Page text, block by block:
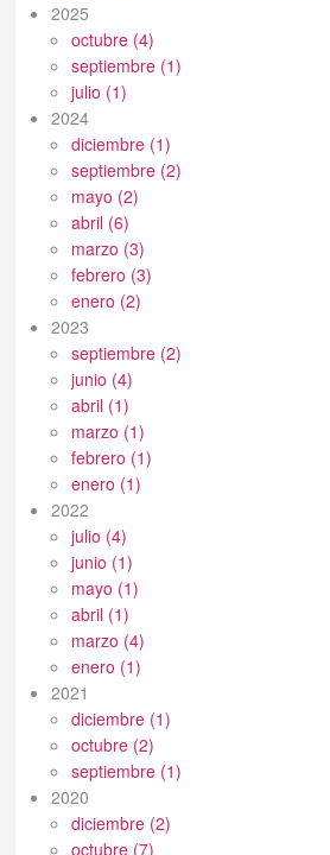
2025
octubre (4)
septiembre (1)
julio (1)
2024
diciembre (1)
septiembre (2)
mayo (2)
abril (6)
marzo (3)
febrero (3)
enero (2)
2023
septiembre (2)
junio (4)
abril (1)
marzo (1)
febrero (1)
enero (1)
2022
julio (4)
junio (1)
mayo (1)
abril (1)
marzo (4)
enero (1)
2021
diciembre (1)
octubre (2)
septiembre (1)
2020
diciembre (2)
octubre (7)